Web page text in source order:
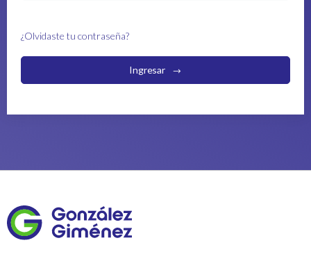
Ingresar
¿Olvidaste tu contraseña?